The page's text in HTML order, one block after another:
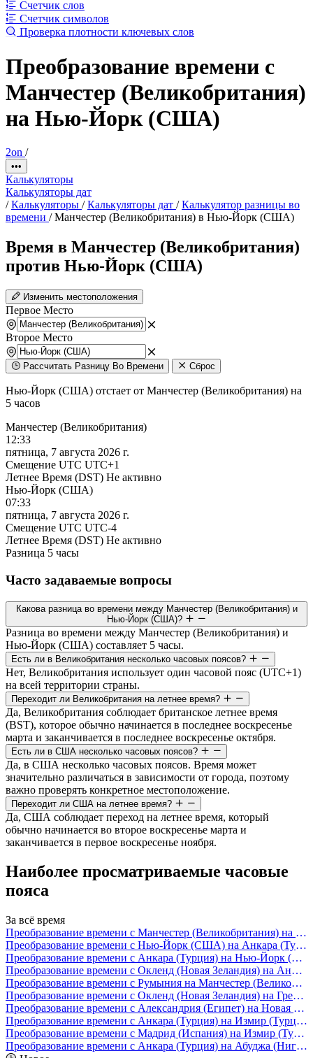
Счетчик слов
Счетчик символов
Проверка плотности ключевых слов
Преобразование времени с
Манчестер (Великобритания)
на Нью-Йорк (США)
2on /
•••
Калькуляторы
Калькуляторы дат
/ Калькуляторы / Калькуляторы дат / Калькулятор разницы во
времени / Манчестер (Великобритания) в Нью-Йорк (США)
Время в Манчестер (Великобритания)
против Нью-Йорк (США)
Изменить местоположения
Первое Место
Второе Место
Рассчитать Разницу Во Времени Сброс
Нью-Йорк (США) отстает от Манчестер (Великобритания) на
5 часов
Манчестер (Великобритания)
12:33
пятница, 7 августа 2026 г.
Смещение UTC UTC+1
Летнее Время (DST) Не активно
Нью-Йорк (США)
07:33
пятница, 7 августа 2026 г.
Смещение UTC UTC-4
Летнее Время (DST) Не активно
Разница 5 часы
Часто задаваемые вопросы
Какова разница во времени между Манчестер (Великобритания) и
Нью-Йорк (США)?
Разница во времени между Манчестер (Великобритания) и
Нью-Йорк (США) составляет 5 часы.
Есть ли в Великобритания несколько часовых поясов?
Нет, Великобритания использует один часовой пояс (UTC+1)
на всей территории страны.
Переходит ли Великобритания на летнее время?
Да, Великобритания соблюдает британское летнее время
(BST), которое обычно начинается в последнее воскресенье
марта и заканчивается в последнее воскресенье октября.
Есть ли в США несколько часовых поясов?
Да, в США несколько часовых поясов. Время может
значительно различаться в зависимости от города, поэтому
важно проверять конкретное местоположение.
Переходит ли США на летнее время?
Да, США соблюдает переход на летнее время, который
обычно начинается во второе воскресенье марта и
заканчивается в первое воскресенье ноября.
Наиболее просматриваемые часовые
пояса
За всё время
Преобразование времени с Манчестер (Великобритания) на Нью-Йорк (США)
Преобразование времени с Нью-Йорк (США) на Анкара (Турция)
Преобразование времени с Анкара (Турция) на Нью-Йорк (США)
Преобразование времени с Окленд (Новая Зеландия) на Анкара (Турция)
Преобразование времени с Румыния на Манчестер (Великобритания)
Преобразование времени с Окленд (Новая Зеландия) на Греция
Преобразование времени с Александрия (Египет) на Новая Зеландия
Преобразование времени с Анкара (Турция) на Измир (Турция)
Преобразование времени с Мадрид (Испания) на Измир (Турция)
Преобразование времени с Анкара (Турция) на Абуджа (Нигерия)